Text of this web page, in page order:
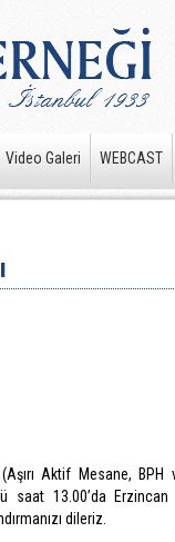
Video Galeri WEBCAST
Aktif Mesane, BPH
13.00’da Erzincan
dileriz.